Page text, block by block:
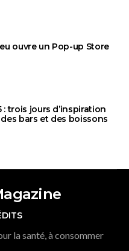
ouvre un Pop-up Store
: trois jours d’inspiration
bars et des boissons
la santé, à consommer